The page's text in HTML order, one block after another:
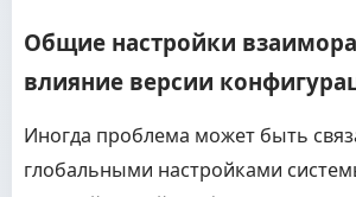
Общие настройки
влияние версии
Иногда проблема может быть
глобальными настройками